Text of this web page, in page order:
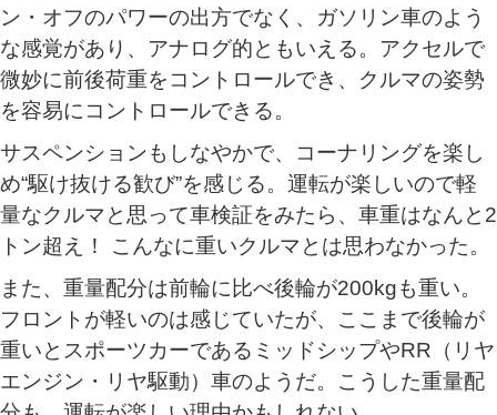
ン・オフのパワーの出方でなく、ガソリン車のよう
な感覚があり、アナログ的ともいえる。アクセルで
微妙に前後荷重をコントロールでき、クルマの姿勢
を容易にコントロールできる。
サスペンションもしなやかで、コーナリングを楽し
め“駆け抜ける歓び”を感じる。運転が楽しいので軽
量なクルマと思って車検証をみたら、車重はなんと2
トン超え！ こんなに重いクルマとは思わなかった。
また、重量配分は前輪に比べ後輪が200kgも重い。
フロントが軽いのは感じていたが、ここまで後輪が
重いとスポーツカーであるミッドシップやRR（リヤ
エンジン・リヤ駆動）車のようだ。こうした重量配